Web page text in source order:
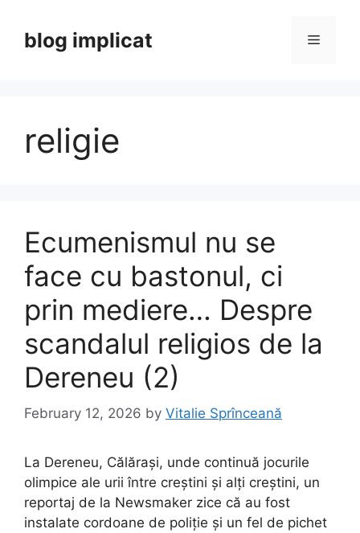
contentblog implicat Menu
religie
Ecumenismul nu se
face cu bastonul, ci
prin mediere… Despre
scandalul religios de la
Dereneu (2)
February 12, 2026 by Vitalie Sprînceană
La Dereneu, Călărași, unde continuă jocurile
olimpice ale urii între creștini și alți creștini, un
reportaj de la Newsmaker zice că au fost
instalate cordoane de poliție și un fel de pichet